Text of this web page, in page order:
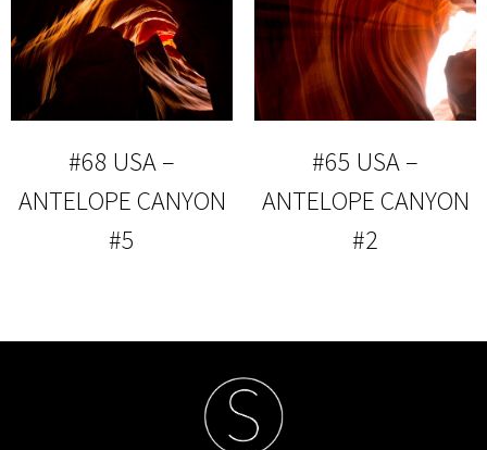
#68 USA –
ANTELOPE CANYON
#5
#65 USA –
ANTELOPE CANYON
#2